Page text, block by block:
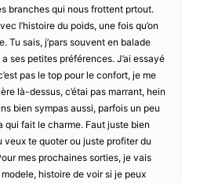
branches qui nous frottent prtout.
l’histoire du poids, une fois qu’on
Tu sais, j’pars souvent en balade
ses petites préférences. J’ai essayé
pas le top pour le confort, je me
là-dessus, c’étai pas marrant, hein
bien sympas aussi, parfois un peu
qui fait le charme. Faut juste bien
veux te quoter ou juste profiter du
mes prochaines sorties, je vais
histoire de voir si je peux